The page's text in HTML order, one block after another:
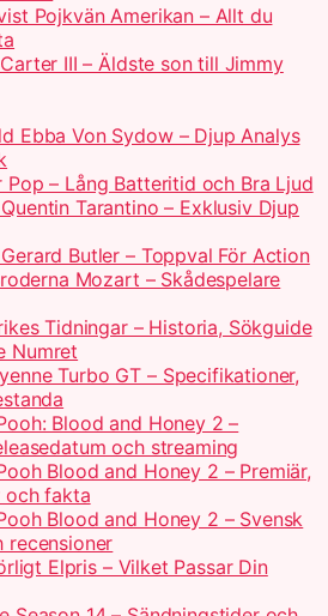
Pojkvän Amerikan – Allt du
III – Äldste son till Jimmy
Ebba Von Sydow – Djup Analys
Pop – Lång Batteritid och Bra Ljud
Tarantino – Exklusiv Djup
Butler – Toppval För Action
Mozart – Skådespelare
Tidningar – Historia, Sökguide
Numret
Turbo GT – Specifikationer,
Blood and Honey 2 –
och streaming
Blood and Honey 2 – Premiär,
och fakta
Blood and Honey 2 – Svensk
recensioner
Elpris – Vilket Passar Din